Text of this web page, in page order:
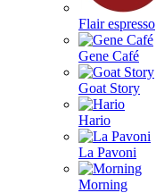
Flair espresso
Gene Café
Goat Story
Hario
La Pavoni
Morning